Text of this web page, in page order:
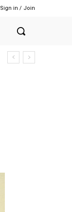
Sign in / Join